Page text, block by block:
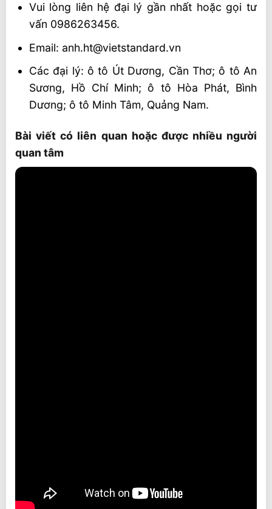
Vui lòng liên hệ đại lý gần nhất hoặc gọi tư
vấn 0986263456.
Email: anh.ht@vietstandard.vn
Các đại lý: ô tô Út Dương, Cần Thơ; ô tô An
Sương, Hồ Chí Minh; ô tô Hòa Phát, Bình
Dương; ô tô Minh Tâm, Quảng Nam.
Bài viết có liên quan hoặc được nhiều người
quan tâm